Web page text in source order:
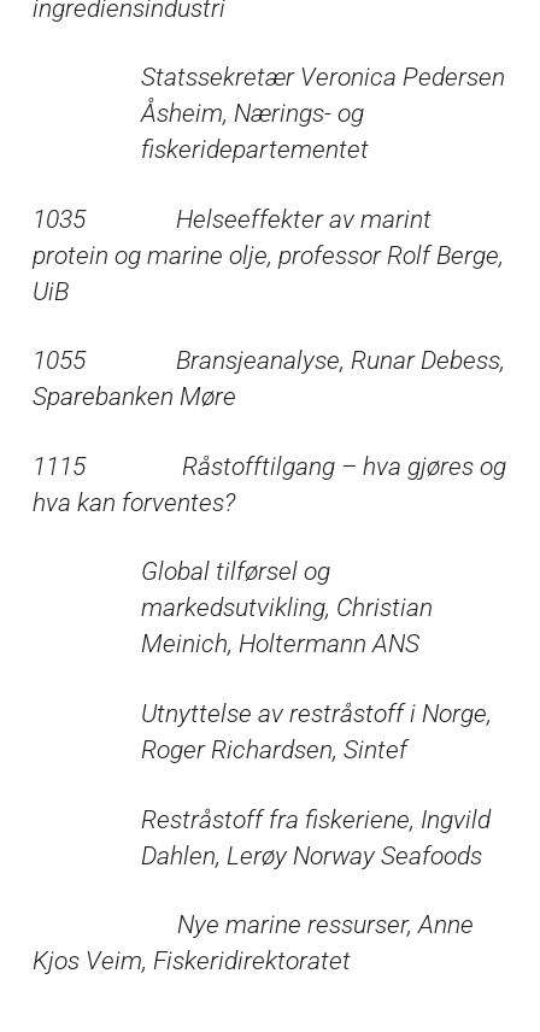
ingrediensindustri
Statssekretær Veronica Pedersen
Åsheim, Nærings- og
fiskeridepartementet
1035 Helseeffekter av marint
protein og marine olje, professor Rolf Berge,
UiB
1055 Bransjeanalyse, Runar Debess,
Sparebanken Møre
1115 Råstofftilgang – hva gjøres og
hva kan forventes?
Global tilførsel og
markedsutvikling, Christian
Meinich, Holtermann ANS
Utnyttelse av restråstoff i Norge,
Roger Richardsen, Sintef
Restråstoff fra fiskeriene, Ingvild
Dahlen, Lerøy Norway Seafoods
Nye marine ressurser, Anne
Kjos Veim, Fiskeridirektoratet